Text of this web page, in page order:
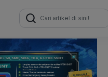
Search
for: